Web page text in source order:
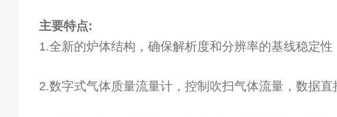
主要特点:
1.全新的炉体结构，确保解析度和分辨率的基线稳定性
2.数字式气体质量流量计，控制吹扫气体流量，数据直